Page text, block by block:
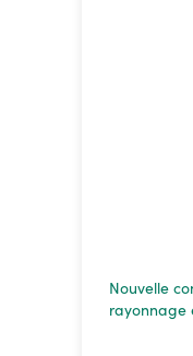
Nouvelle
rayonnage